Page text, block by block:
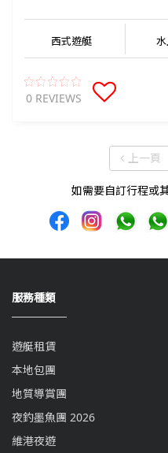
西式遊艇
0 REVIEWS
上一頁
如需要自訂行程或
服務種類
遊艇租賃
本地包團
地質導賞團
夜釣墨魚團 2026
維港夜遊